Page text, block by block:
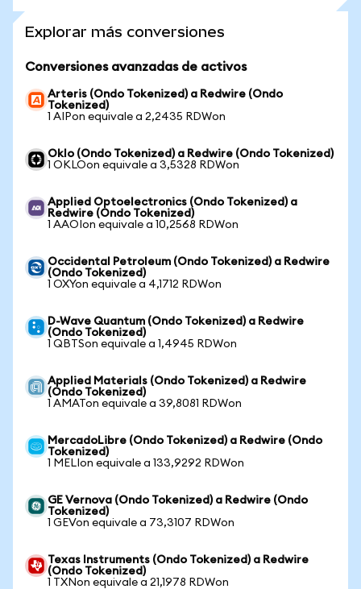
Explorar más conversiones
Conversiones avanzadas de activos
Arteris (Ondo Tokenized) a Redwire (Ondo
Tokenized)
1 AIPon equivale a 2,2435 RDWon
Oklo (Ondo Tokenized) a Redwire (Ondo Tokenized)
1 OKLOon equivale a 3,5328 RDWon
Applied Optoelectronics (Ondo Tokenized) a
Redwire (Ondo Tokenized)
1 AAOIon equivale a 10,2568 RDWon
Occidental Petroleum (Ondo Tokenized) a Redwire
(Ondo Tokenized)
1 OXYon equivale a 4,1712 RDWon
D-Wave Quantum (Ondo Tokenized) a Redwire
(Ondo Tokenized)
1 QBTSon equivale a 1,4945 RDWon
Applied Materials (Ondo Tokenized) a Redwire
(Ondo Tokenized)
1 AMATon equivale a 39,8081 RDWon
MercadoLibre (Ondo Tokenized) a Redwire (Ondo
Tokenized)
1 MELIon equivale a 133,9292 RDWon
GE Vernova (Ondo Tokenized) a Redwire (Ondo
Tokenized)
1 GEVon equivale a 73,3107 RDWon
Texas Instruments (Ondo Tokenized) a Redwire
(Ondo Tokenized)
1 TXNon equivale a 21,1978 RDWon